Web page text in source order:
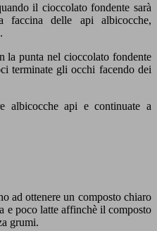
il cioccolato fondente sarà
faccina delle api albicocche,
la punta nel cioccolato fondente
terminate gli occhi facendo dei
albicocche api e continuate a
ad ottenere un composto chiaro
e poco latte affinchè il composto
grumi.